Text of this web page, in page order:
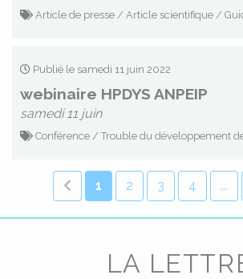
Article de presse / Article scientifique /
Publié le samedi 11 juin 2022
webinaire HPDYS ANPEIP
samedi 11 juin
Conférence / Trouble du développement
1 2 3 4 ...
LA